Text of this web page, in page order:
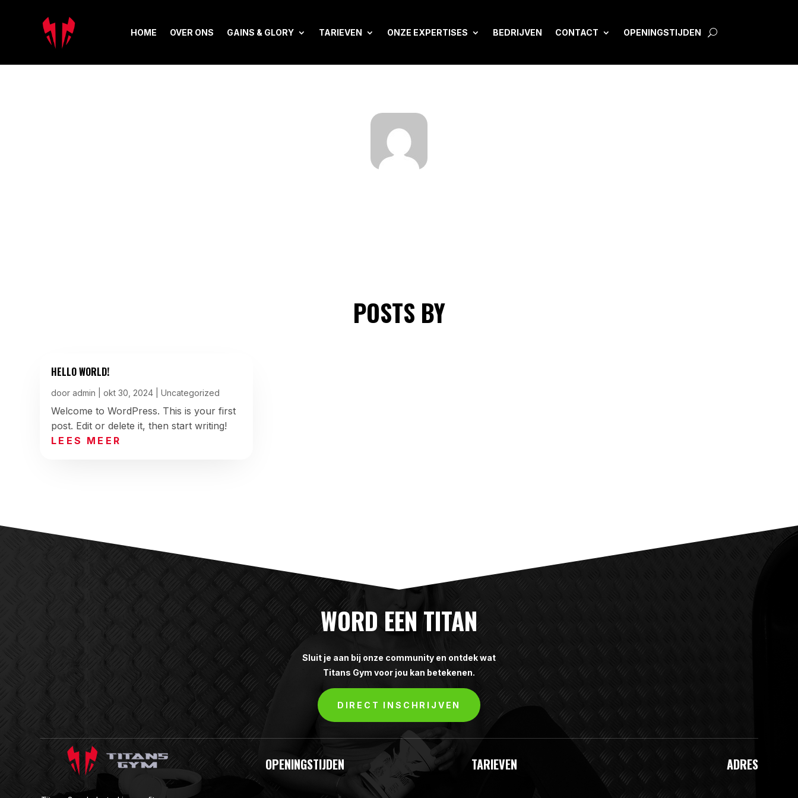
HOME OVER ONS GAINS & GLORY TARIEVEN ONZE EXPERTISES BEDRIJVEN CONTACT OPENINGSTIJDEN
POSTS BY
HELLO WORLD!
dooradmin |okt 30, 2024 |Uncategorized
Welcome to WordPress. This is your first
post. Edit or delete it, then start writing!
LEES MEER
WORD EEN TITAN
Sluit je aan bij onze community en ontdek wat
Titans Gym voor jou kan betekenen.
DIRECT INSCHRIJVEN
OPENINGSTIJDEN TARIEVEN ADRES